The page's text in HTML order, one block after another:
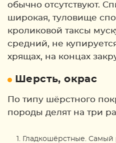
обычно отсутствуют.
широкая, туловище
кроликовой таксы
средний, не
хрящах, на концах
Шерсть, окрас
По типу шёрстного
породы делят на три
Гладкошёрстные.